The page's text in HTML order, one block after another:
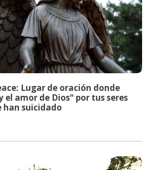
Lugar de oración donde
el amor de Dios" por tus seres
han suicidado